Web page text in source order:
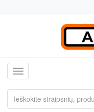
Toggle navigation